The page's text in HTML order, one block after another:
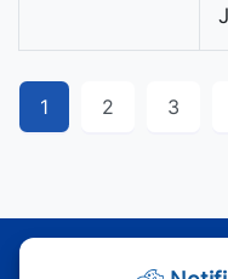
1 2 3
Atendimento - Segunda à